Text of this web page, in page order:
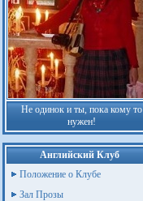
Не одинок и ты, пока кому то
нужен!
Английский Клуб
Положение о Клубе
Зал Прозы